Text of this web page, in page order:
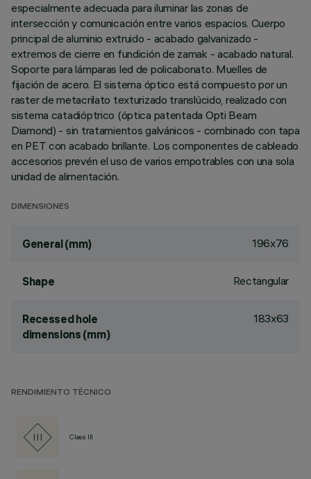
especialmente adecuada para iluminar las zonas de
intersección y comunicación entre varios espacios. Cuerpo
principal de aluminio extruido - acabado galvanizado -
extremos de cierre en fundición de zamak - acabado natural.
Soporte para lámparas led de policabonato. Muelles de
fijación de acero. El sistema óptico está compuesto por un
raster de metacrilato texturizado translúcido, realizado con
sistema catadióptrico (óptica patentada Opti Beam
Diamond) - sin tratamientos galvánicos - combinado con tapa
en PET con acabado brillante. Los componentes de cableado
accesorios prevén el uso de varios empotrables con una sola
unidad de alimentación.
DIMENSIONES
General (mm) 196x76
Shape Rectangular
Recessed hole
dimensions (mm)
183x63
RENDIMIENTO TÉCNICO
Class III